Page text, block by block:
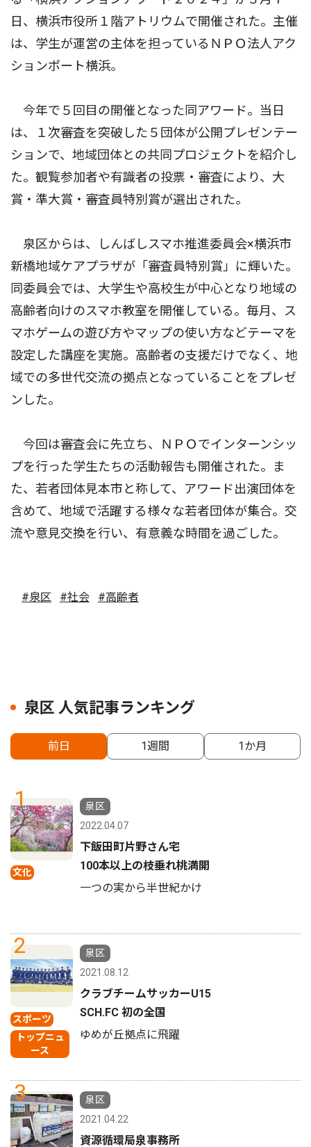
日、横浜市役所１階アトリウムで開催された。主催
は、学生が運営の主体を担っているＮＰＯ法人アク
ションポート横浜。
今年で５回目の開催となった同アワード。当日
は、１次審査を突破した５団体が公開プレゼンテー
ションで、地域団体との共同プロジェクトを紹介し
た。観覧参加者や有識者の投票・審査により、大
賞・準大賞・審査員特別賞が選出された。
泉区からは、しんばしスマホ推進委員会×横浜市
新橋地域ケアプラザが「審査員特別賞」に輝いた。
同委員会では、大学生や高校生が中心となり地域の
高齢者向けのスマホ教室を開催している。毎月、ス
マホゲームの遊び方やマップの使い方などテーマを
設定した講座を実施。高齢者の支援だけでなく、地
域での多世代交流の拠点となっていることをプレゼ
ンした。
今回は審査会に先立ち、ＮＰＯでインターンシッ
プを行った学生たちの活動報告も開催された。ま
た、若者団体見本市と称して、アワード出演団体を
含めて、地域で活躍する様々な若者団体が集合。交
流や意見交換を行い、有意義な時間を過ごした。
#泉区 #社会 #高齢者
泉区 人気記事ランキング
前日 1週間 1か月
1
文化
泉区
2022.04.07
下飯田町片野さん宅
100本以上の枝垂れ桃満開
一つの実から半世紀かけ
2
スポーツ
トップニュ
ース
泉区
2021.08.12
クラブチームサッカーU15
SCH.FC 初の全国
ゆめが丘拠点に飛躍
3
泉区
2021.04.22
資源循環局泉事務所